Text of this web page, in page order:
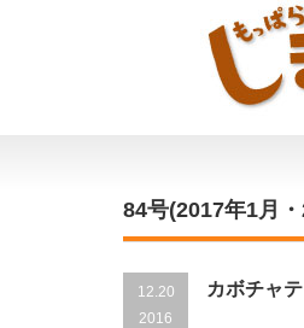
84号(2017年1月
12.20
2016
カボチャ